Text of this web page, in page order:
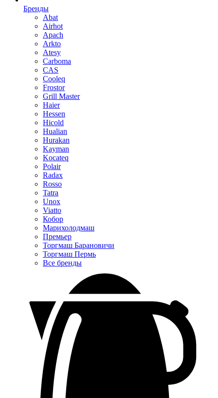
Бренды
Abat
Airhot
Apach
Arkto
Atesy
Carboma
CAS
Cooleq
Frostor
Grill Master
Haier
Hessen
Hicold
Hualian
Hurakan
Kayman
Kocateq
Polair
Radax
Rosso
Tatra
Unox
Viatto
Кобор
Марихолодмаш
Премьер
Торгмаш Барановичи
Торгмаш Пермь
Все бренды